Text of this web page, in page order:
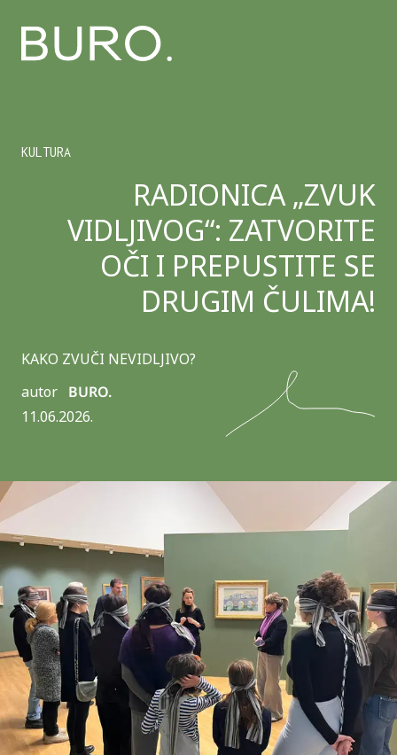
KULTURA
RADIONICA „ZVUK
VIDLJIVOG“: ZATVORITE
OČI I PREPUSTITE SE
DRUGIM ČULIMA!
KAKO ZVUČI NEVIDLJIVO?
autor BURO.
11.06.2026.